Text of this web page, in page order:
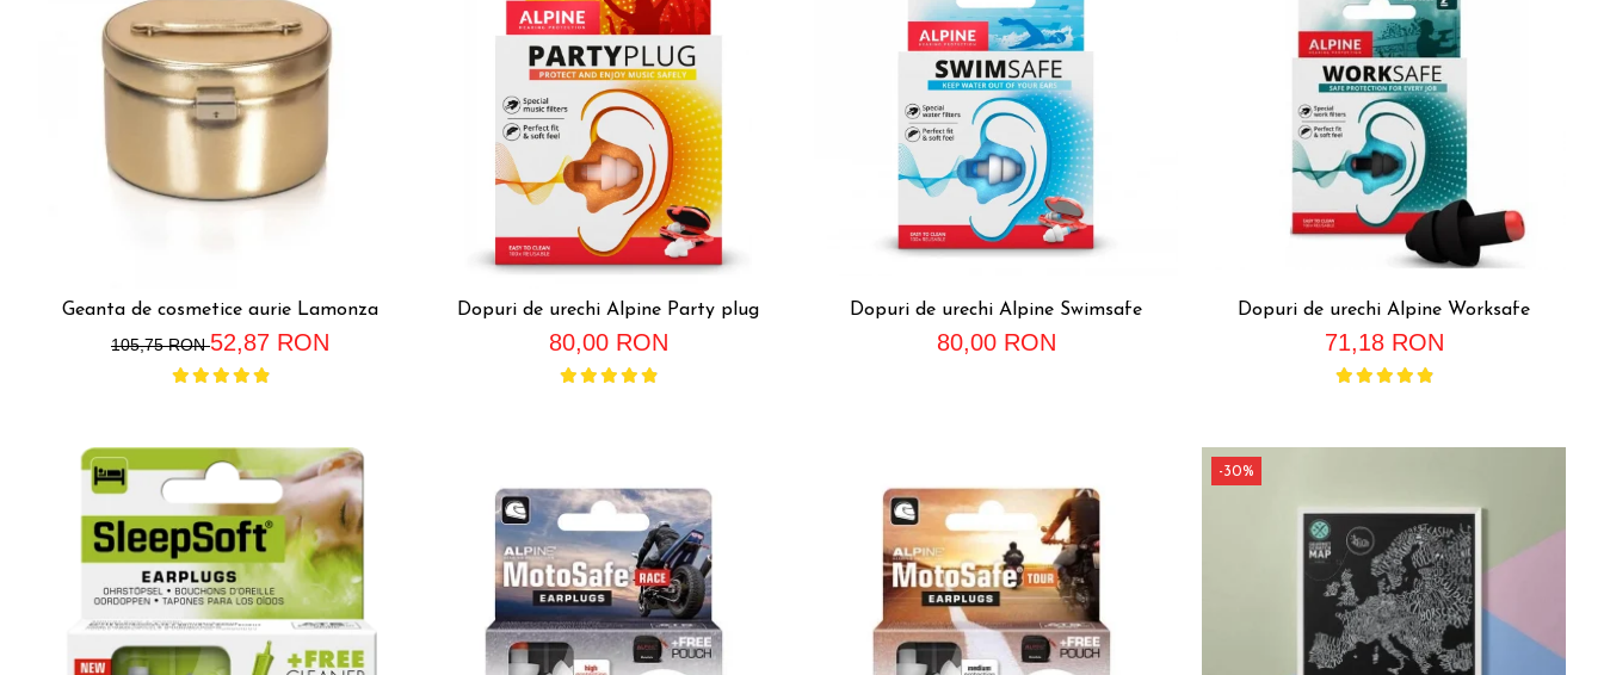
Geanta de cosmetice aurie Lamonza
105,75 RON52,87 RON
Dopuri de urechi Alpine Party plug
80,00 RON
Dopuri de urechi Alpine Swimsafe
80,00 RON
Dopuri de urechi Alpine Worksafe
71,18 RON
-30%